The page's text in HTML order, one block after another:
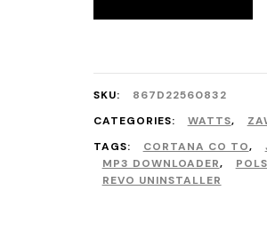
SKU:
867D22560832
CATEGORIES:
WATTS,
TAGS:
CORTANA CO TO,
MP3 DOWNLOADER,
REVO UNINSTALLER